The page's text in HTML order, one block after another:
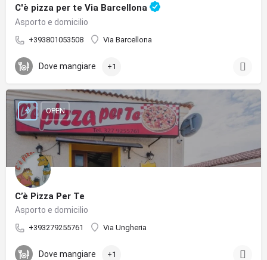
C'è pizza per te Via Barcellona
Asporto e domicilio
+393801053508 Via Barcellona
Dove mangiare +1
C’è Pizza Per Te
Asporto e domicilio
+393279255761 Via Ungheria
OPEN
Dove mangiare +1